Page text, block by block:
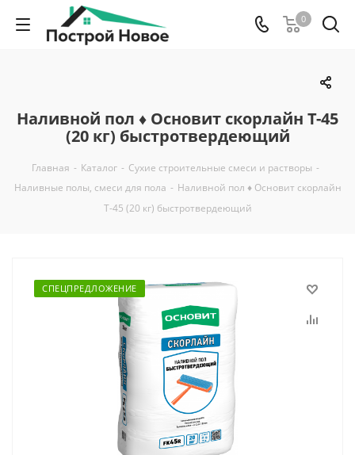
0
Наливной пол ♦ Основит скорлайн Т-45
(20 кг) быстротвердеющий
Главная - Каталог - Сухие строительные смеси и растворы -
Наливные полы, смеси для пола - Наливной пол ♦ Основит скорлайн
Т-45 (20 кг) быстротвердеющий
СПЕЦПРЕДЛОЖЕНИЕ